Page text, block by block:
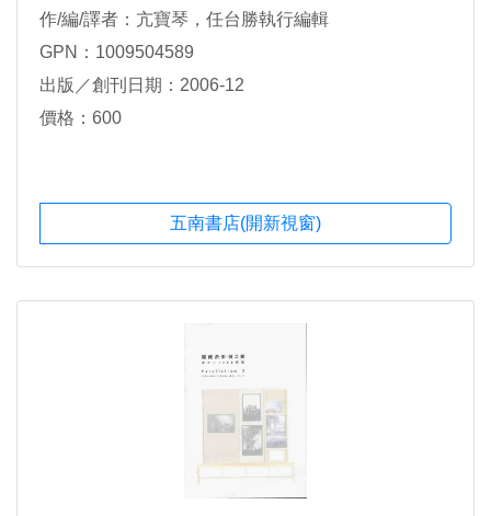
作/編/譯者：亢寶琴，任台勝執行編輯
GPN：1009504589
出版／創刊日期：2006-12
價格：600
五南書店(開新視窗)